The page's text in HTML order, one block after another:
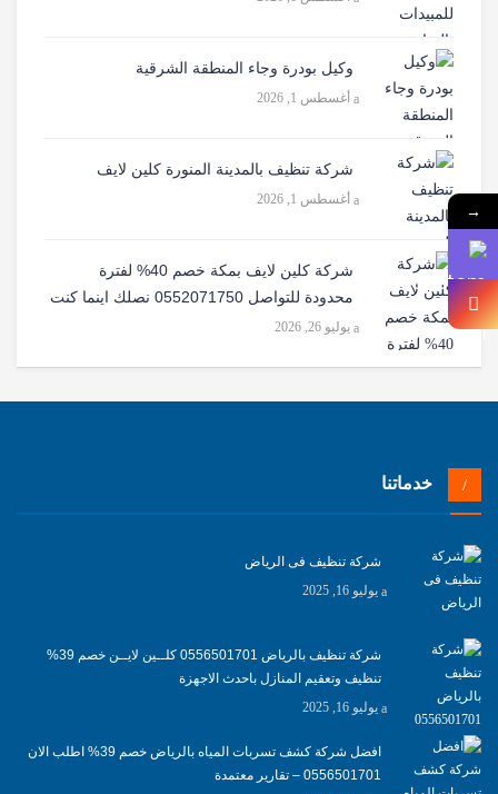
وكيل بودرة وجاء المنطقة الشرقية
أغسطس 1, 2026
شركة تنظيف بالمدينة المنورة كلين لايف
أغسطس 1, 2026
شركة كلين لايف بمكة خصم 40% لفترة
محدودة للتواصل 0552071750 نصلك اينما كنت
يوليو 26, 2026
خدماتنا
شركة تنظيف فى الرياض
يوليو 16, 2025
شركة تنظيف بالرياض 0556501701 كلــين لايــن خصم 39%
تنظيف وتعقيم المنازل باحدث الاجهزة
يوليو 16, 2025
افضل شركة كشف تسربات المياه بالرياض خصم 39% اطلب الان
0556501701‬‏ – تقارير معتمدة
→